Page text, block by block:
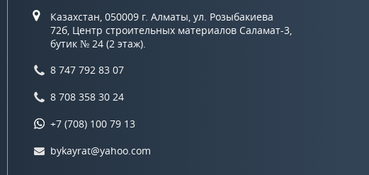
Казахстан, 050009 г. Алматы, ул. Розыбакиева
72б, Центр строительных материалов Саламат-3,
бутик № 24 (2 этаж).
8 747 792 83 07
8 708 358 30 24
+7 (708) 100 79 13
bykayrat@yahoo.com